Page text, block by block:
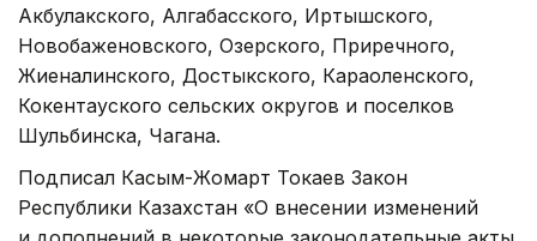
Акбулакского, Алгабасского, Иртышского,
Новобаженовского, Озерского, Приречного,
Жиеналинского, Достыкского, Караоленского,
Кокентауского сельских округов и поселков
Шульбинска, Чагана.
Подписал Касым-Жомарт Токаев Закон
Республики Казахстан «О внесении изменений